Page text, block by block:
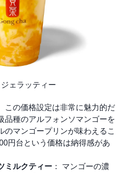
ェラッティー
この価格設定は非常に魅力的だ
品種のアルフォンソマンゴーを
のマンゴープリンが味わえるこ
円台という価格は納得感があ
ミルクティー ： マンゴーの濃